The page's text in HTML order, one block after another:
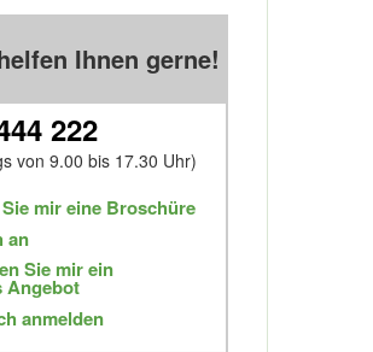
Ihnen gerne!
222
von 9.00 bis 17.30 Uhr)
mir eine Broschüre
an
Sie mir ein
anmelden